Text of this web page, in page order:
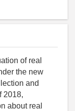
of real
the new
and
2018,
about real